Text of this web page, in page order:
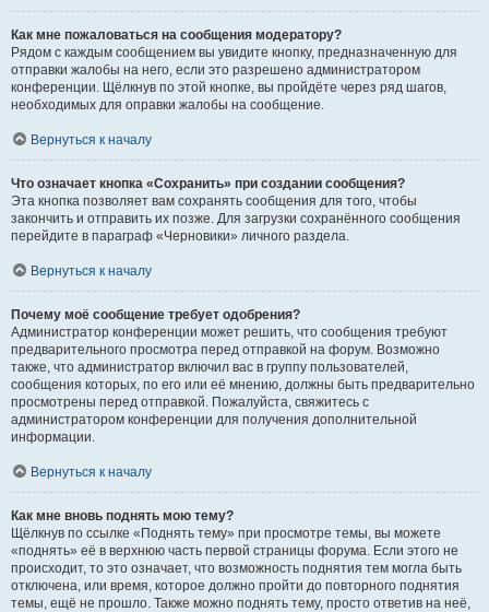
Как мне пожаловаться на сообщения модератору?
Рядом с каждым сообщением вы увидите кнопку, предназначенную для
отправки жалобы на него, если это разрешено администратором
конференции. Щёлкнув по этой кнопке, вы пройдёте через ряд шагов,
необходимых для оправки жалобы на сообщение.
Вернуться к началу
Что означает кнопка «Сохранить» при создании сообщения?
Эта кнопка позволяет вам сохранять сообщения для того, чтобы
закончить и отправить их позже. Для загрузки сохранённого сообщения
перейдите в параграф «Черновики» личного раздела.
Вернуться к началу
Почему моё сообщение требует одобрения?
Администратор конференции может решить, что сообщения требуют
предварительного просмотра перед отправкой на форум. Возможно
также, что администратор включил вас в группу пользователей,
сообщения которых, по его или её мнению, должны быть предварительно
просмотрены перед отправкой. Пожалуйста, свяжитесь с
администратором конференции для получения дополнительной
информации.
Вернуться к началу
Как мне вновь поднять мою тему?
Щёлкнув по ссылке «Поднять тему» при просмотре темы, вы можете
«поднять» её в верхнюю часть первой страницы форума. Если этого не
происходит, то это означает, что возможность поднятия тем могла быть
отключена, или время, которое должно пройти до повторного поднятия
темы, ещё не прошло. Также можно поднять тему, просто ответив на неё,